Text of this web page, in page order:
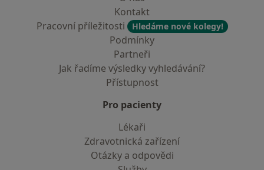
Kontakt
Pracovní příležitosti
Hledáme nové kolegy!
Podmínky
Partneři
Jak řadíme výsledky vyhledávání?
Přístupnost
Pro pacienty
Lékaři
Zdravotnická zařízení
Otázky a odpovědi